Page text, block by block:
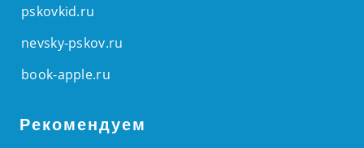
pskovkid.ru
nevsky-pskov.ru
book-apple.ru
Рекомендуем